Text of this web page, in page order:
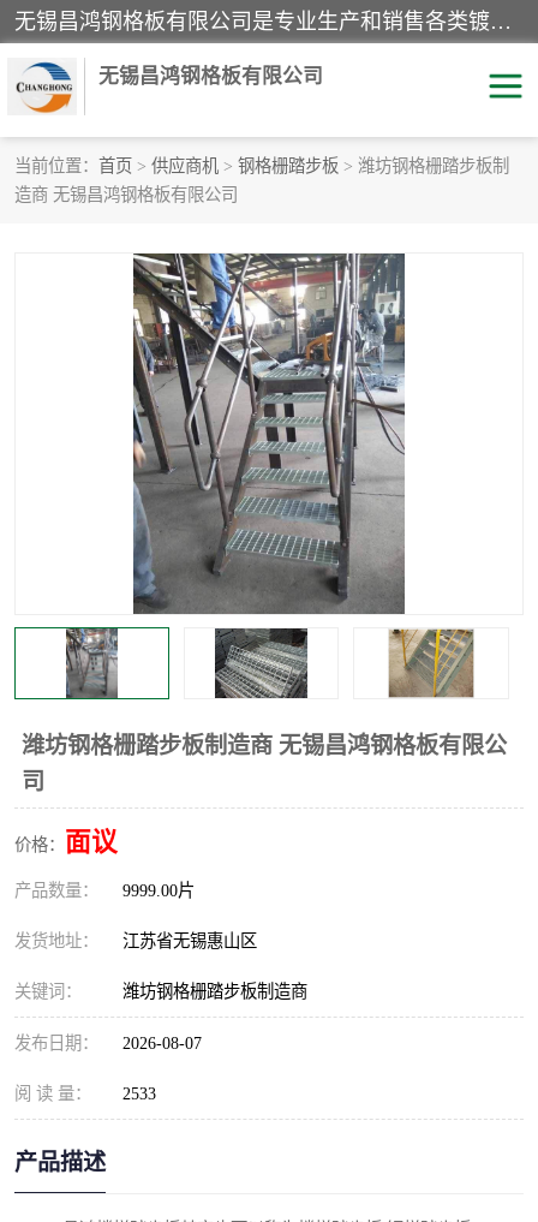
无锡昌鸿钢格板有限公司是专业生产和销售各类镀锌钢格板、镀锌钢格栅、不锈钢钢格及其相关产品的现代化企业。公司产品广泛运用于石油、化工、港口、电力、运输、造纸、医药、钢铁、食品、市政、房地产、制造业等各个领域。
无锡昌鸿钢格板有限公司
当前位置： 首页 > 供应商机 > 钢格栅踏步板 > 潍坊钢格栅踏步板制
造商 无锡昌鸿钢格板有限公司
潍坊钢格栅踏步板制造商 无锡昌鸿钢格板有限公
司
价格： 面议
产品数量： 9999.00片
发货地址： 江苏省无锡惠山区
关键词： 潍坊钢格栅踏步板制造商
发布日期： 2026-08-07
阅 读 量： 2533
产品描述
镀锌钢格板
水沟盖板
钢格栅
齿形钢格板 钢格板
热镀锌钢格板 复合钢格板
钢格栅踏步板 插接钢格板